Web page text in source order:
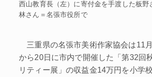
西山教育長（左）に寄付金を手渡した板野
林さん＝名張市役所で
三重県の名張市美術作家協会は11
から20日に市内で開催した「第32回
リティー展」の収益金14万円を小学